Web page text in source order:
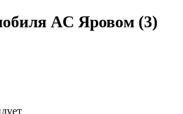
AC Яровом (3)